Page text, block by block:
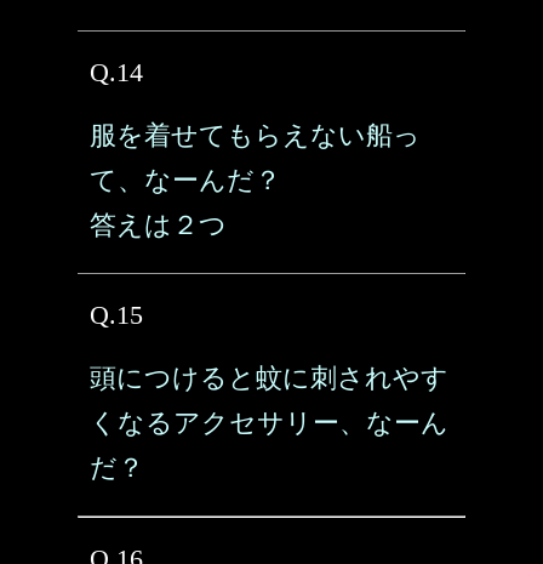
Q.14
服を着せてもらえない船っ
て、なーんだ？
答えは２つ
Q.15
頭につけると蚊に刺されやす
くなるアクセサリー、なーん
だ？